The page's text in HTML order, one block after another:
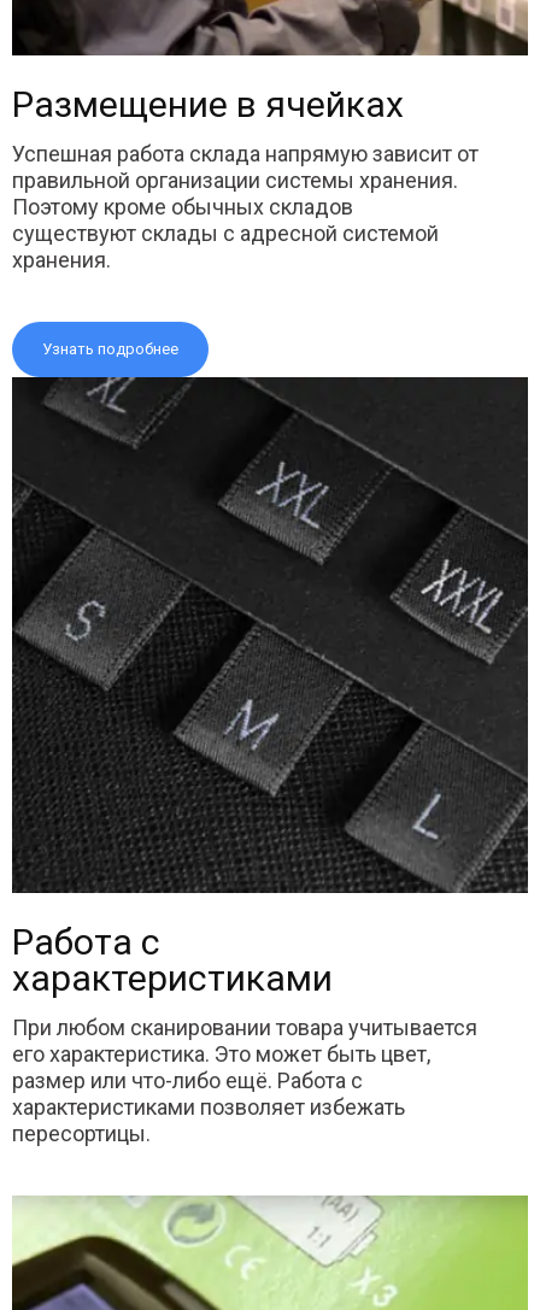
Размещение в ячейках
Успешная работа склада напрямую зависит от
правильной организации системы хранения.
Поэтому кроме обычных складов
существуют склады с адресной системой
хранения.
Узнать подробнее
Работа с
характеристиками
При любом сканировании товара учитывается
его характеристика. Это может быть цвет,
размер или что-либо ещё. Работа с
характеристиками позволяет избежать
пересортицы.